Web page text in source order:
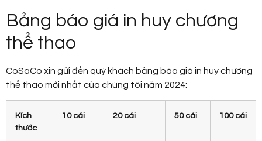
Bảng báo giá in huy chương
thể thao
CoSaCo xin gửi đến quý khách bảng báo giá in huy chương
thể thao mới nhất của chúng tôi năm 2024:
Kích
thước
10 cái 20 cái 50 cái 100 cái